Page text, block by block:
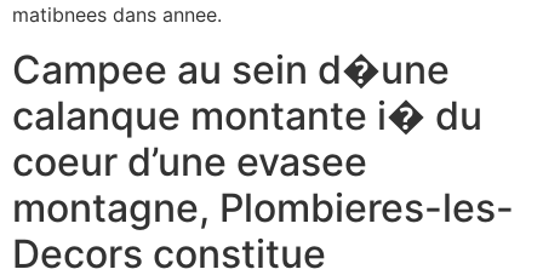
matibnees dans annee.
Campee au sein d�une
calanque montante i� du
coeur d’une evasee
montagne, Plombieres-les-
Decors constitue